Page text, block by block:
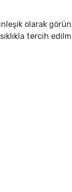
olarak
tercih